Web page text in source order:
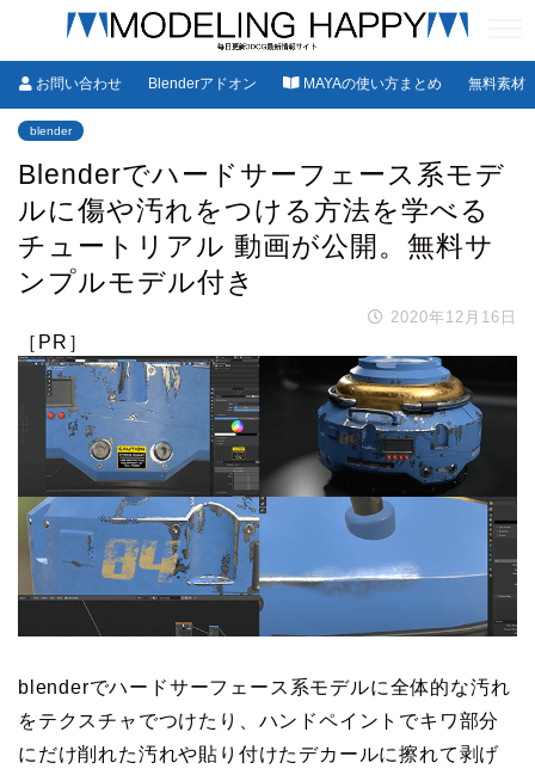
お問い合わせ Blenderアドオン MAYAの使い方まとめ 無料素材
blender
Blenderでハードサーフェース系モデ
ルに傷や汚れをつける方法を学べる
チュートリアル 動画が公開。無料サ
ンプルモデル付き
2020年12月16日
［PR］
blenderでハードサーフェース系モデルに全体的な汚れ
をテクスチャでつけたり、ハンドペイントでキワ部分
にだけ削れた汚れや貼り付けたデカールに擦れて剥げ